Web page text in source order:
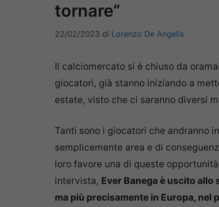
tornare”
22/02/2023 di Lorenzo De Angelis
Il calciomercato si è chiuso da
giocatori, già stanno iniziando a
estate, visto che ci saranno diversi
Tanti sono i giocatori che andranno
semplicemente area e di
loro favore una di queste
intervista, Ever Banega è uscito
ma più precisamente in Europa, nel